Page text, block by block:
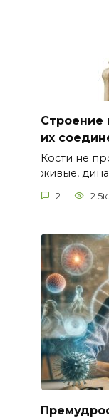
Строение
их
Кости не
живые,
2 2.5к.